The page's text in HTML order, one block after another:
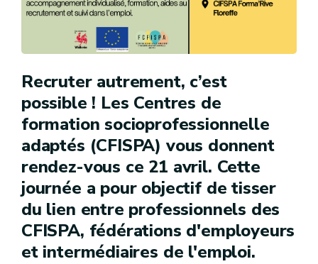
Recruter autrement, c’est
possible ! Les Centres de
formation socioprofessionnelle
adaptés (CFISPA) vous donnent
rendez-vous ce 21 avril. Cette
journée a pour objectif de tisser
du lien entre professionnels des
CFISPA, fédérations d'employeurs
et intermédiaires de l'emploi.